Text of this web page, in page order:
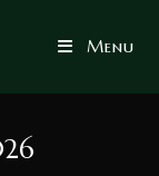
Menu